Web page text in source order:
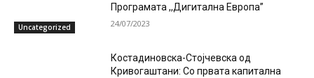
Uncategorized
Програмата ,,Дигитална Европа”
24/07/2023
Костадиновска-Стојчевска од
Кривогаштани: Со првата капитална